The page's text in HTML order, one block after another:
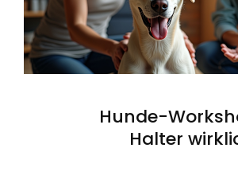
Hunde-
Halter